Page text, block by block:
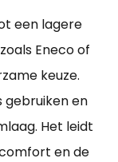
een lagere
Eneco of
keuze.
gebruiken en
Het leidt
en de